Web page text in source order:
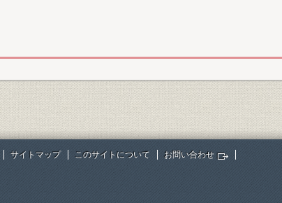
サイトマップ このサイトについて お問い合わせ